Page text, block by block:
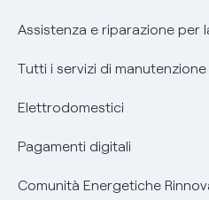
Assistenza e riparazione per
Tutti i servizi di
Elettrodomestici
Pagamenti digitali
Comunità Energetiche